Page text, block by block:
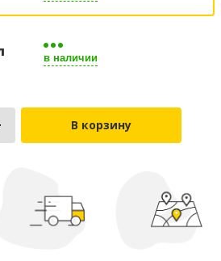
в наличии
В корзину